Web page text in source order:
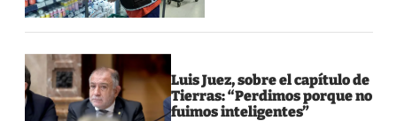
Luis Juez, sobre el capítulo de
Tierras: “Perdimos porque no
fuimos inteligentes”